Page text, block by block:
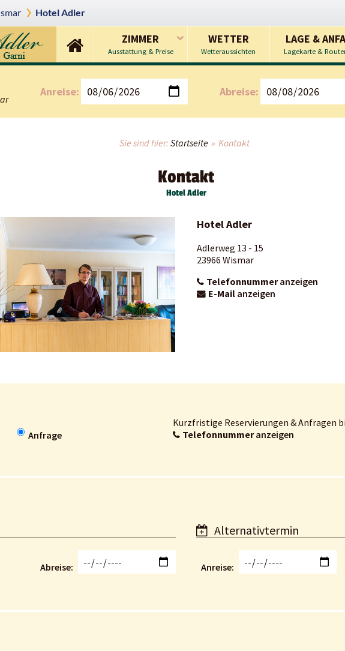
Hotel Adler
ZIMMER
Ausstattung & Preise
WETTER
Wetteraussichten
LAGE &
Lagekarte &
Anreise: Abreise:
Sie sind hier: Startseite » Kontakt
Kontakt
Hotel Adler
Hotel Adler
Adlerweg 13 - 15
23966 Wismar
Telefonnummeranzeigen
E-Mail anzeigen
Anfrage
Kurzfristige Reservierungen & Anfragen
Telefonnummeranzeigen
Abreise
Alternativtermin
Anreise